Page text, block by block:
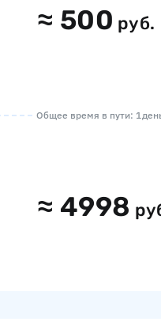
≈ 500 руб.
Общее время в пути: 1
≈ 4998